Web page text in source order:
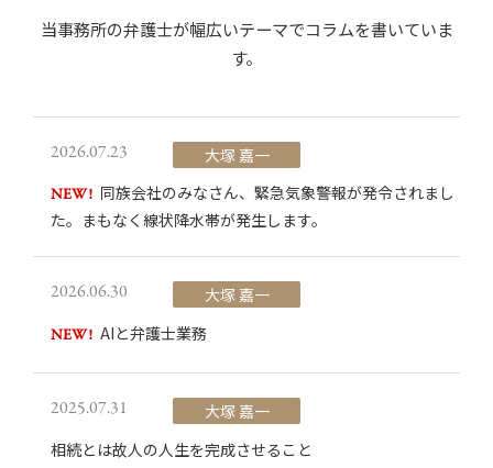
当事務所の弁護士が幅広いテーマでコラムを書いていま
す。
2026.07.23 大塚 嘉一
NEW! 同族会社のみなさん、緊急気象警報が発令されまし
た。まもなく線状降水帯が発生します。
2026.06.30 大塚 嘉一
NEW! AIと弁護士業務
2025.07.31
大塚 嘉一
相続とは故人の人生を完成させること